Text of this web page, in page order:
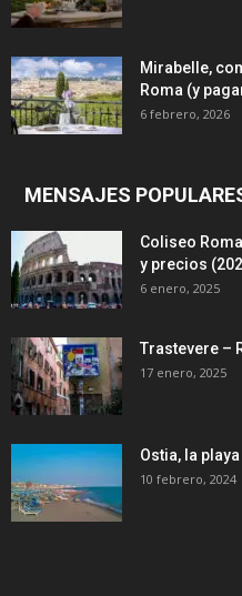
Mirabelle,
Roma (y
6 febrero, 2026
MENSAJES
Coliseo
y precios
6 enero, 2025
Trastevere –
17 enero, 2025
Ostia, la
10 febrero, 2024